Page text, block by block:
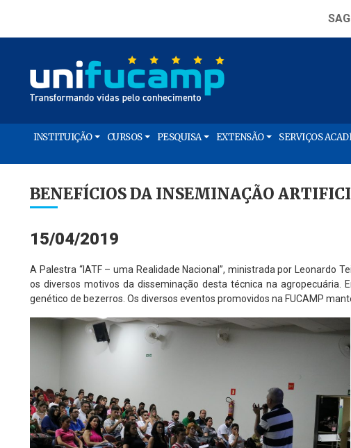
SAG
INSTITUIÇÃO CURSOS PESQUISA EXTENSÃO SERVIÇOS
BENEFÍCIOS DA INSEMINAÇÃO
15/04/2019
A Palestra “IATF – uma Realidade Nacional”, ministrada por Leonardo
os diversos motivos da disseminação desta técnica na
genético de bezerros. Os diversos eventos promovidos na FUCAMP